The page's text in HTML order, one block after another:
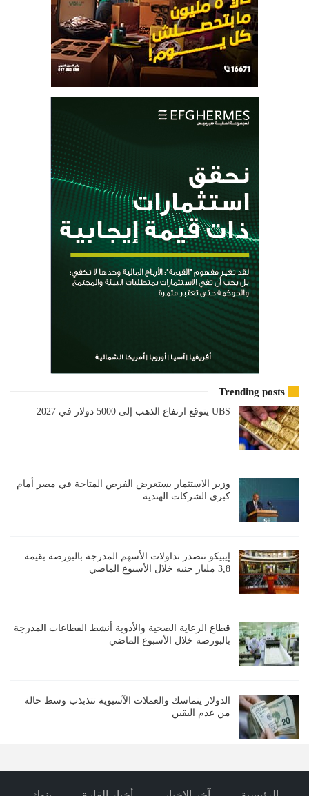
Trending posts
UBS يتوقع ارتفاع الذهب إلى 5000 دولار في 2027
وزير الاستثمار يستعرض الفرص المتاحة في مصر أمام
كبرى الشركات الهندية
إيبيكو تتصدر تداولات الأسهم المدرجة بالبورصة بقيمة
3,8 مليار جنيه خلال الأسبوع الماضي
قطاع الرعاية الصحية والأدوية أنشط القطاعات المدرجة
بالبورصة خلال الأسبوع الماضي
الدولار يتماسك والعملات الآسيوية تتذبذب وسط حالة
من عدم اليقين